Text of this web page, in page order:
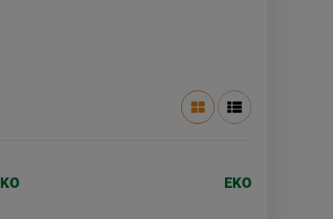
EKO